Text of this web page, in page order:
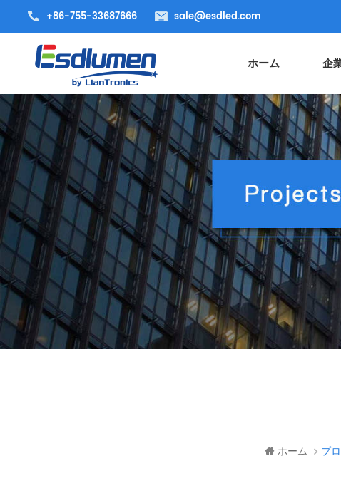
+86-755-33687666 sale@esdled.com
ホーム 企
ホーム プ